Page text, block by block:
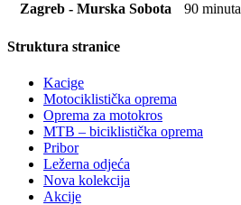
Zagreb - Murska Sobota
90 minuta
Struktura stranice
Kacige
Motociklistička oprema
Oprema za motokros
MTB – biciklistička oprema
Pribor
Ležerna odjeća
Nova kolekcija
Akcije